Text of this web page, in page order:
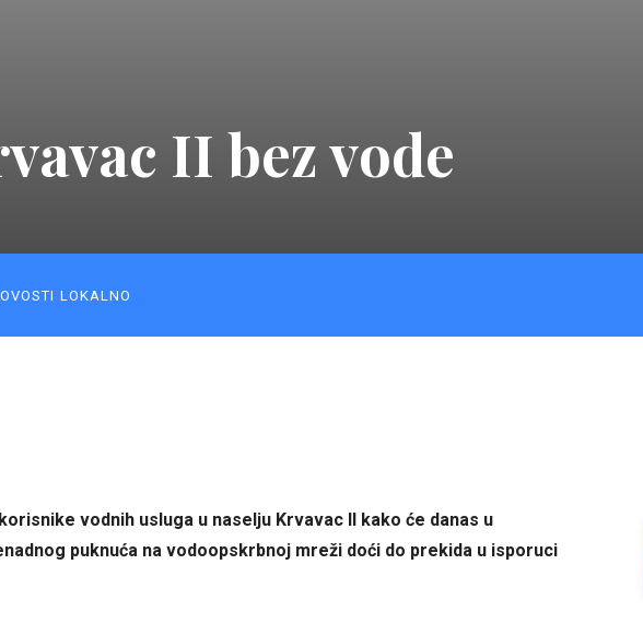
II bez vode
LOKALNO
vodnih usluga u naselju Krvavac II kako će danas u
puknuća na vodoopskrbnoj mreži doći do prekida u isporuci